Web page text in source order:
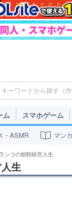
ム スマホゲーム
・ASMR マン
ンコの娼館経営人生
生